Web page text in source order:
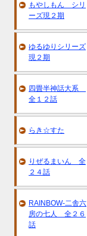
もやしもん シリ
ーズ現２期
ゆるゆりシリーズ
現２期
四畳半神話大系
全１２話
らき☆すた
りぜるまいん 全
２４話
RAINBOW-二舎六
房の七人 全２６
話